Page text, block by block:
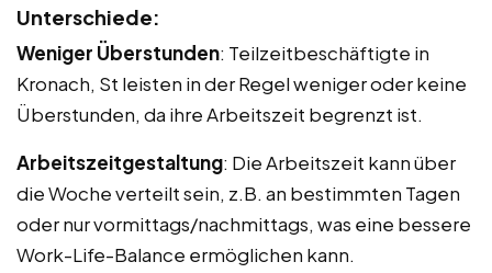
Unterschiede:
Weniger Überstunden: Teilzeitbeschäftigte in
Kronach, St leisten in der Regel weniger oder keine
Überstunden, da ihre Arbeitszeit begrenzt ist.
Arbeitszeitgestaltung: Die Arbeitszeit kann über
die Woche verteilt sein, z.B. an bestimmten Tagen
oder nur vormittags/nachmittags, was eine bessere
Work-Life-Balance ermöglichen kann.